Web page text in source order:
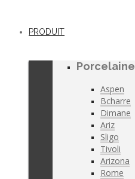
PRODUIT
Porcelaine
Aspen
Bcharre
Dimane
Ariz
Sligo
Tivoli
Arizona
Rome